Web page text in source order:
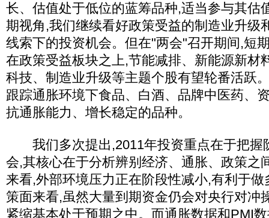
长、估值处于低位的蓝筹品种,适当参与其估
期视角,我们继续看好政策受益的制造业升级
线索下的投资机会。但在"两会"召开期间,短
在政策受益板块之上,节能减排、新能源新材
科技、制造业升级等主题个股有望轮番活跃
跟踪通胀环境下食品、白酒、品牌中医药、
抗通胀能力、增长稳定的品种。
我们多次提出,2011年投资重点在于把握
会,其核心在于分析辨别经济、通胀、政策之
来看,外部环境压力正在阶段性减小,有利于
策面来看,虽然大量到期资金仍会对央行对冲
紧缩基本处于预期之中。而通胀数据和PMI